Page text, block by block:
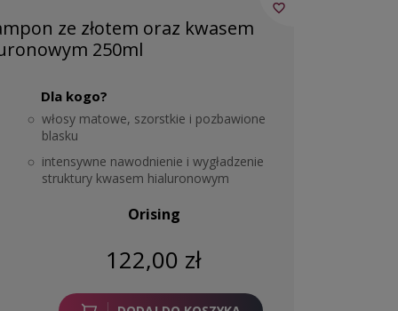
ze złotem oraz kwasem
250ml
Dla kogo?
włosy matowe, szorstkie i pozbawione
blasku
intensywne nawodnienie i wygładzenie
struktury kwasem hialuronowym
Orising
122,00 zł
favorite_border